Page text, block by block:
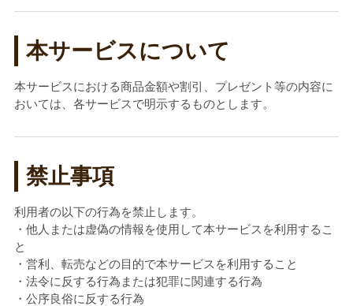
本サービスについて
本サービスにおける商品金額や割引、プレゼント等の内容に
おいては、各サービスで明示するものとします。
禁止事項
利用者の以下の行為を禁止します。
・他人または虚偽の情報を使用して本サービスを利用するこ
と
・営利、転売などの目的で本サービスを利用すること
・法令に反する行為または犯罪に関連する行為
・公序良俗に反する行為